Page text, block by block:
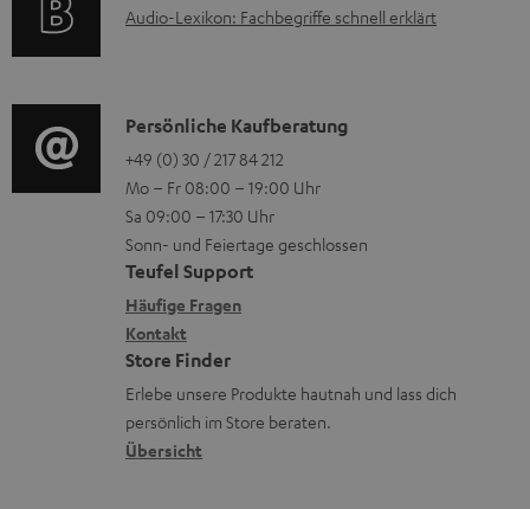
i
e
n
z
u
r
G
a
r
a
n
t
g
e
r
ä
t
e
R
ü
c
k
A
i
o
-
L
e
x
i
k
o
n
Audio-Lexikon: Fachbegriffe schnell erklärt
K
o
n
t
a
k
t
d
a
t
Persönliche Kaufberatung
+49 (0) 30 / 217 84 212
Mo – Fr 08:00 – 19:00 Uhr
Sa 09:00 – 17:30 Uhr
Sonn- und Feiertage geschlossen
Teufel Support
Häufige Fragen
Kontakt
Store Finder
Erlebe unsere Produkte hautnah und lass dich
persönlich im Store beraten.
Übersicht